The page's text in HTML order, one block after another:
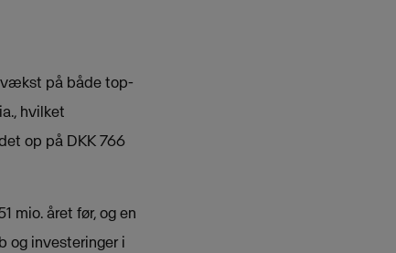
vækst på både top-
hvilket
op på DKK 766
mio. året før, og en
og investeringer i